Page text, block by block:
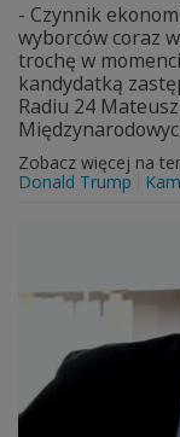
- Czynnik
wyborców coraz
trochę w
kandydatką
Radiu 24
Zobacz więcej na
Donald Trump